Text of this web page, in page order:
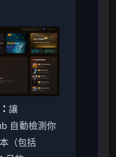
讓
自動檢測你
（包括